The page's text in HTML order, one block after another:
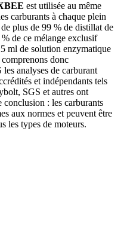
est utilisée au même
carburants à chaque plein
plus de 99 % de distillat de
de ce mélange exclusif
ml de solution enzymatique
donc
analyses de carburant
et indépendants tels
SGS et autres ont
conclusion : les carburants
aux normes et peuvent être
les types de moteurs.